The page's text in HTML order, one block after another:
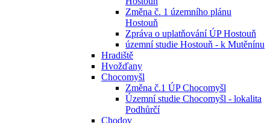
Změna č. 1 územního plánu
Hostouň
Zpráva o uplatňování ÚP Hostouň
územní studie Hostouň - k Mutěnínu
Hradiště
Hvožďany
Chocomyšl
Změna č.1 ÚP Chocomyšl
Územní studie Chocomyšl - lokalita
Podhůrčí
Chodov